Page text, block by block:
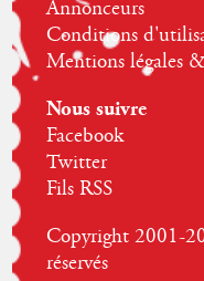
Annonceurs
Conditions
Mentions légales
Nous suivre
Facebook
Twitter
Fils RSS
Copyright 2001-
réservés